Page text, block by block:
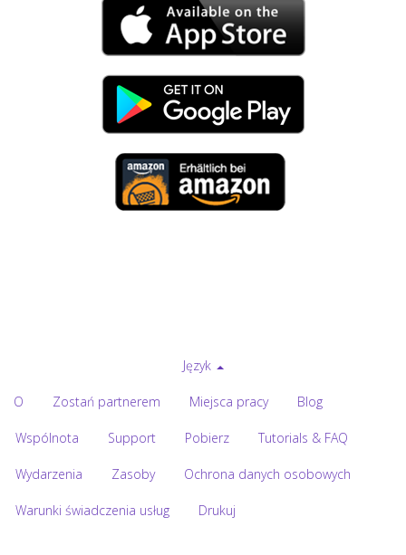
Język
O Zostań partnerem Miejsca pracy Blog
Wspólnota Support Pobierz Tutorials & FAQ
Wydarzenia Zasoby Ochrona danych osobowych
Warunki świadczenia usług Drukuj